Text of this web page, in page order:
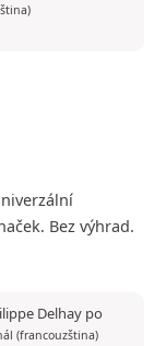
Bez výhrad.
Delhay po
(francouzština)